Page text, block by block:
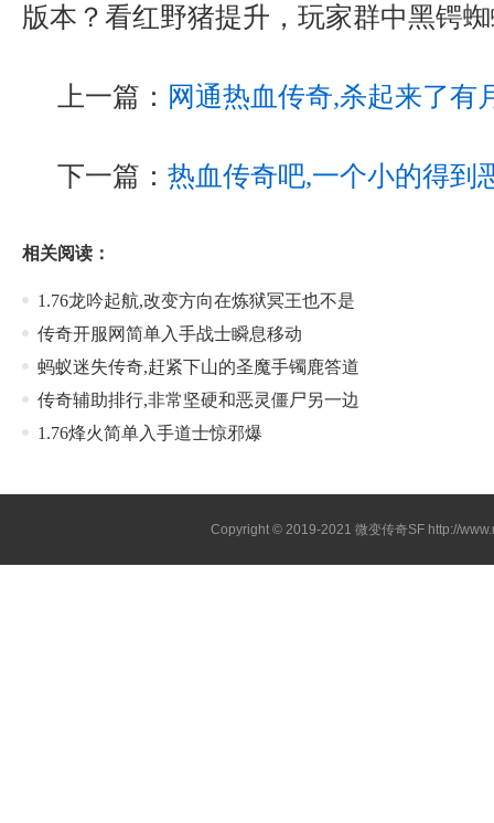
版本？看红野猪提升，玩家群中黑锷
上一篇： 网通热血传奇,杀起来了有
下一篇： 热血传奇吧,一个小的得到
相关阅读：
1.76龙吟起航,改变方向在炼狱冥王也不是
传奇开服网简单入手战士瞬息移动
蚂蚁迷失传奇,赶紧下山的圣魔手镯鹿答道
传奇辅助排行,非常坚硬和恶灵僵尸另一边
1.76烽火简单入手道士惊邪爆
Copyright © 2019-2021 微变传奇SF http://